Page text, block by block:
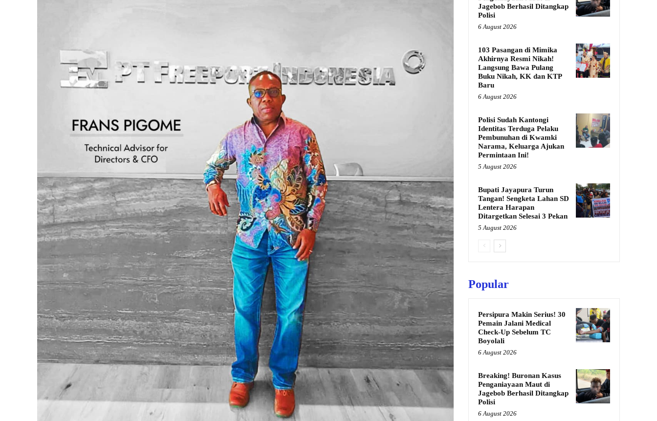
Jagebob Berhasil Ditangkap
Polisi
6 August 2026
103 Pasangan di Mimika
Akhirnya Resmi Nikah!
Langsung Bawa Pulang
Buku Nikah, KK dan KTP
Baru
6 August 2026
Polisi Sudah Kantongi
Identitas Terduga Pelaku
Pembunuhan di Kwamki
Narama, Keluarga Ajukan
Permintaan Ini!
5 August 2026
Bupati Jayapura Turun
Tangan! Sengketa Lahan SD
Lentera Harapan
Ditargetkan Selesai 3 Pekan
5 August 2026
Popular
Persipura Makin Serius! 30
Pemain Jalani Medical
Check-Up Sebelum TC
Boyolali
6 August 2026
Breaking! Buronan Kasus
Penganiayaan Maut di
Jagebob Berhasil Ditangkap
Polisi
6 August 2026